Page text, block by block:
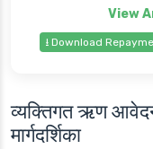
⭳ Download
व्यक्तिगत ऋण
मार्गदर्शिका